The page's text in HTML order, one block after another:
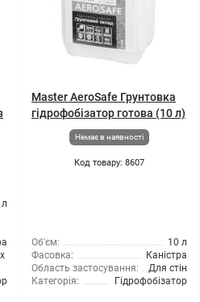
л
Master AeroSafe Грунтовка
гідрофобізатор готова (10 л)
Немає в наявності
Код товару: 8607
Об'єм:
10 л
Фасовка:
Каністра
Область застосування:
Для стін
Категорія:
Гідрофобізатор